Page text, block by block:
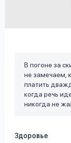
В погоне за
не замечаем,
платить
когда речь
никогда не
Здоровье
Оформить заявку
Ответы
на